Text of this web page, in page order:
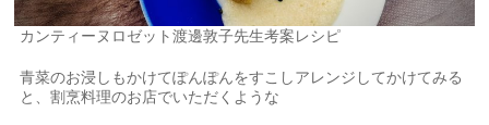
カンティーヌロゼット渡邊敦子先生考案レシピ
青菜のお浸しもかけてぽんぽんをすこしアレンジしてかけてみる
と、割烹料理のお店でいただくような